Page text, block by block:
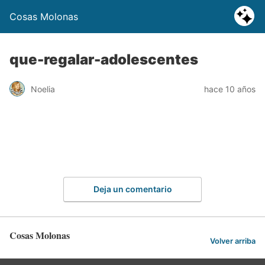
Cosas Molonas
que-regalar-adolescentes
Noelia hace 10 años
Deja un comentario
Cosas Molonas Volver arriba